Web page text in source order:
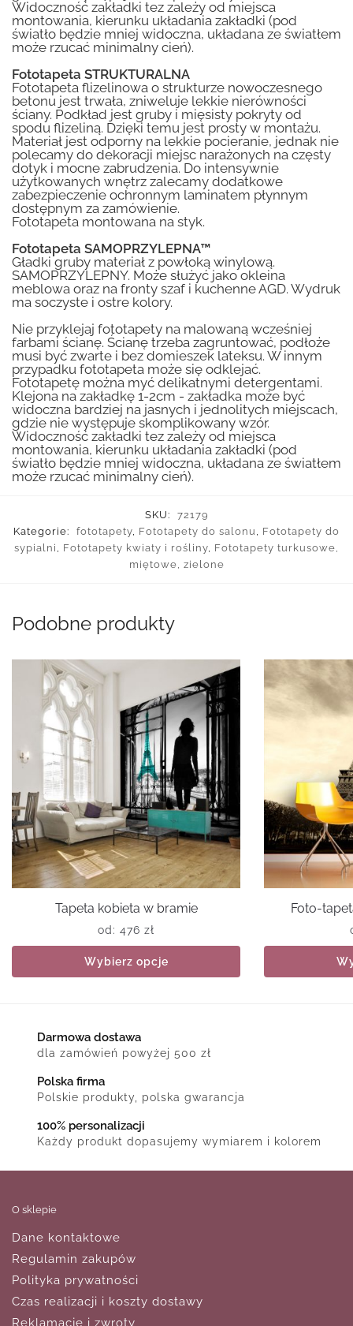
Widoczność zakładki tez zależy od miejsca
montowania, kierunku układania zakładki (pod
światło będzie mniej widoczna, układana ze światłem
może rzucać minimalny cień).
Fototapeta STRUKTURALNA
Fototapeta flizelinowa o strukturze nowoczesnego
betonu jest trwała, zniweluje lekkie nierówności
ściany. Podkład jest gruby i mięsisty pokryty od
spodu flizeliną. Dzięki temu jest prosty w montażu.
Materiał jest odporny na lekkie pocieranie, jednak nie
polecamy do dekoracji miejsc narażonych na częsty
dotyk i mocne zabrudzenia. Do intensywnie
użytkowanych wnętrz zalecamy dodatkowe
zabezpieczenie ochronnym laminatem płynnym
dostępnym za zamówienie.
Fototapeta montowana na styk.
Fototapeta SAMOPRZYLEPNA™
Gładki gruby materiał z powłoką winylową.
SAMOPRZYLEPNY. Może służyć jako okleina
meblowa oraz na fronty szaf i kuchenne AGD. Wydruk
ma soczyste i ostre kolory.
Nie przyklejaj fototapety na malowaną wcześniej
farbami ścianę. Ścianę trzeba zagruntować, podłoże
musi być zwarte i bez domieszek lateksu. W innym
przypadku fototapeta może się odklejać.
Fototapetę można myć delikatnymi detergentami.
Klejona na zakładkę 1-2cm - zakładka może być
widoczna bardziej na jasnych i jednolitych miejscach,
gdzie nie występuje skomplikowany wzór.
Widoczność zakładki tez zależy od miejsca
montowania, kierunku układania zakładki (pod
światło będzie mniej widoczna, układana ze światłem
może rzucać minimalny cień).
SKU:
72179
Kategorie:
fototapety, Fototapety do salonu , Fototapety do
sypialni , Fototapety kwiaty i rośliny, Fototapety turkusowe,
miętowe, zielone
Podobne produkty
Tapeta kobieta w bramie
od: 476 zł
Wybierz opcje
Foto-
Darmowa dostawa
dla zamówień powyżej 500 zł
Polska firma
Polskie produkty, polska gwarancja
100% personalizacji
Każdy produkt dopasujemy wymiarem i kolorem
O sklepie
Dane kontaktowe
Regulamin zakupów
Polityka prywatności
Czas realizacji i koszty dostawy
Reklamacje i zwroty